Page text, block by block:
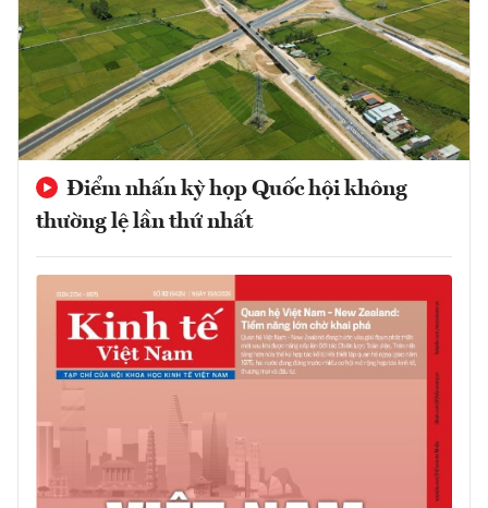
Điểm nhấn kỳ họp Quốc hội không
thường lệ lần thứ nhất